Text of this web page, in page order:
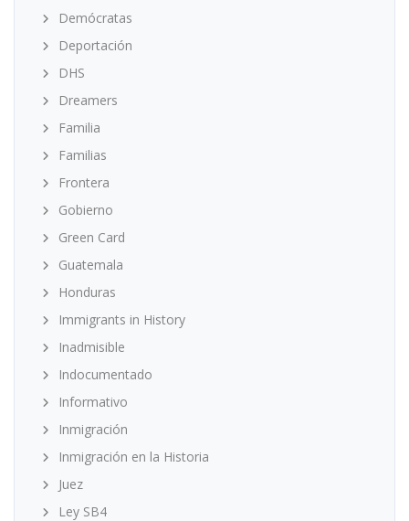
Demócratas
Deportación
DHS
Dreamers
Familia
Familias
Frontera
Gobierno
Green Card
Guatemala
Honduras
Immigrants in History
Inadmisible
Indocumentado
Informativo
Inmigración
Inmigración en la Historia
Juez
Ley SB4